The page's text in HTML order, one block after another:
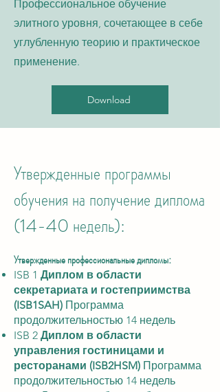
Профессиональное обучение
элитного уровня, сочетающее в себе
углубленную теорию и практическое
применение.
Download
Утвержденные программы
обучения на получение диплома
(14-40 недель):
Утвержденные профессиональные дипломы:
ISB 1 Диплом в области
секретариата и гостеприимства
(ISB1SAH) Программа
продолжительностью 14 недель
ISB 2 Диплом в области
управления гостиницами и
ресторанами (ISB2HSM) Программа
продолжительностью 14 недель